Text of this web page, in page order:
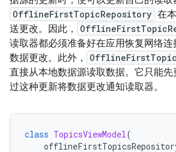
OfflineFirstTopicRepository 在
送更改。因此，
读取器都必须准备好在应用恢复网络
数据更改。此外，
直接从本地数据源读取数据。它只能
过这种更新将数据更改通知读取器。
class TopicsViewModel(